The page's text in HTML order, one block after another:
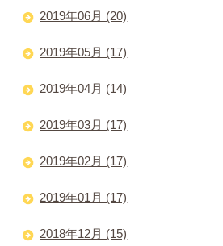
2019年06月 (20)
2019年05月 (17)
2019年04月 (14)
2019年03月 (17)
2019年02月 (17)
2019年01月 (17)
2018年12月 (15)